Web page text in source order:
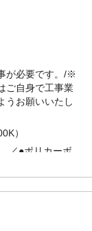
が必要です。/※
ご自身で工事業
うお願いいたし
）
／●ポリカーボ